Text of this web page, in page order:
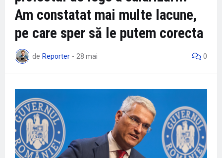
Am constatat mai multe lacune,
pe care sper să le putem corecta
de Reporter - 28 mai 0